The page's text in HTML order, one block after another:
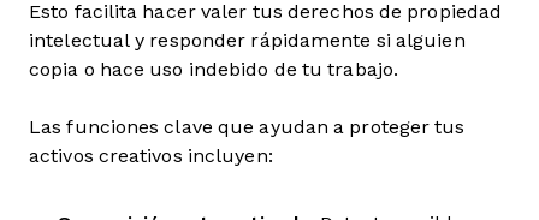
Esto facilita hacer valer tus derechos de propiedad
intelectual y responder rápidamente si alguien
copia o hace uso indebido de tu trabajo.
Las funciones clave que ayudan a proteger tus
activos creativos incluyen: